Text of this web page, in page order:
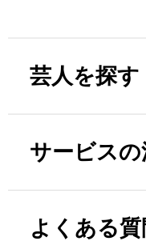
芸人を探す
サービス
よくある質